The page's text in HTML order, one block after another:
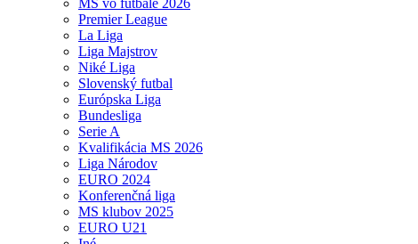
MS vo futbale 2026
Premier League
La Liga
Liga Majstrov
Niké Liga
Slovenský futbal
Európska Liga
Bundesliga
Serie A
Kvalifikácia MS 2026
Liga Národov
EURO 2024
Konferenčná liga
MS klubov 2025
EURO U21